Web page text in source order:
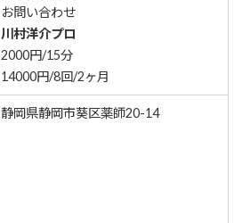
お問い合わせ
川村洋介プロ
2000円/15分
14000円/8回/2ヶ月
静岡県静岡市葵区薬師20-14